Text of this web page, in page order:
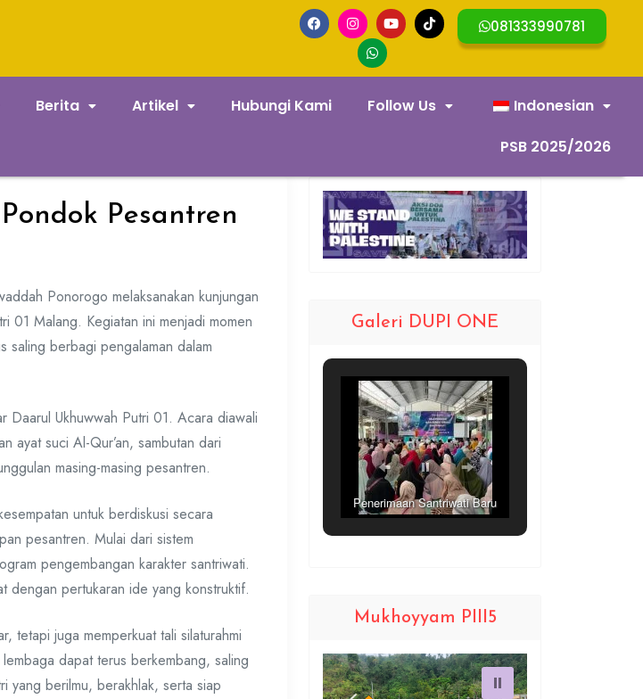
081333990781
Berita Artikel Hubungi Kami Follow Us
Indonesian
PSB 2025/2026
Pesantren
Ponorogo melaksanakan kunjungan
01 Malang. Kegiatan ini menjadi momen
saling berbagi pengalaman dalam
Daarul Ukhuwwah Putri 01. Acara diawali
ayat suci Al-Qur’an, sambutan dari
masing-masing pesantren.
untuk berdiskusi secara
pesantren. Mulai dari sistem
pengembangan karakter santriwati.
dengan pertukaran ide yang konstruktif.
tetapi juga memperkuat tali silaturahmi
dapat terus berkembang, saling
yang berilmu, berakhlak, serta siap
Galeri DUPI ONE
Penerimaan Santriwati Baru
Mukhoyyam PIII5